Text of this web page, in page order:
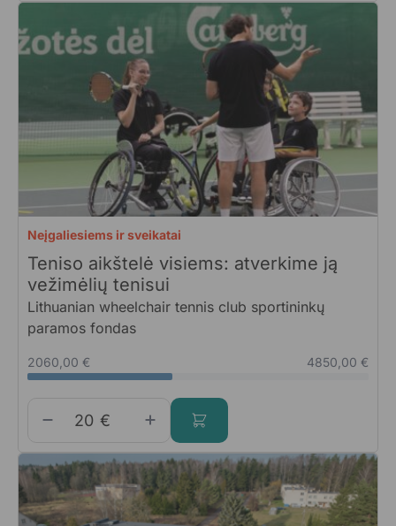
Neįgaliesiems ir sveikatai
Teniso aikštelė visiems: atverkime ją
vežimėlių tenisui
Lithuanian wheelchair tennis club sportininkų
paramos fondas
2060,00 € 4850,00 €
€